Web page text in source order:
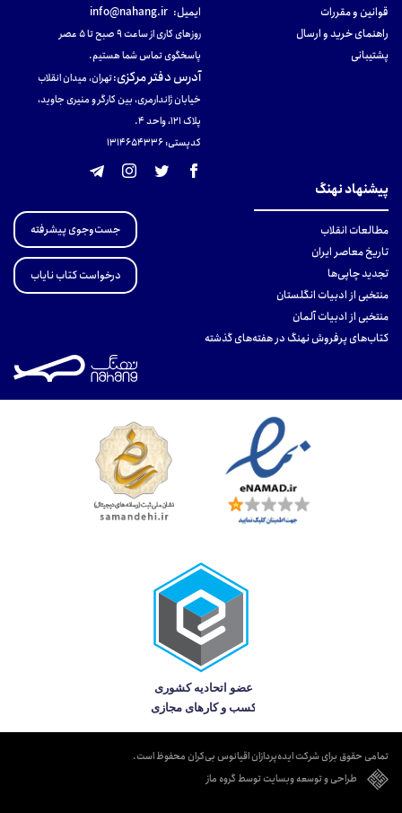
قوانین و مقررات
راهنمای خرید و ارسال
پشتیبانی
ایمیل: info@nahang.ir
روزهای کاری از ساعت ۹ صبح تا ۵ عصر
پاسخگوی تماس شما هستیم.
آدرس دفتر مرکزی:تهران، میدان انقلاب
خیابان ژاندارمری، بین کارگر و منیری جاوید،
پلاک 121، واحد ۴.
کدپستی: 131465433۶
پیشنهاد نهنگ
مطالعات انقلاب
تاریخ معاصر ایران
تجدید چاپی‌ها
منتخبی از ادبیات انگلستان
منتخبی از ادبیات آلمان
کتاب‌های پرفروش نهنگ در هفته‌های گذشته
جست‌وجوی پیشرفته
درخواست کتاب نایاب
تمامی حقوق برای شرکت ایده‌پردازان اقیانوس بی‌کران محفوظ است.
طراحی و توسعه وبسایت توسط گروه ماز